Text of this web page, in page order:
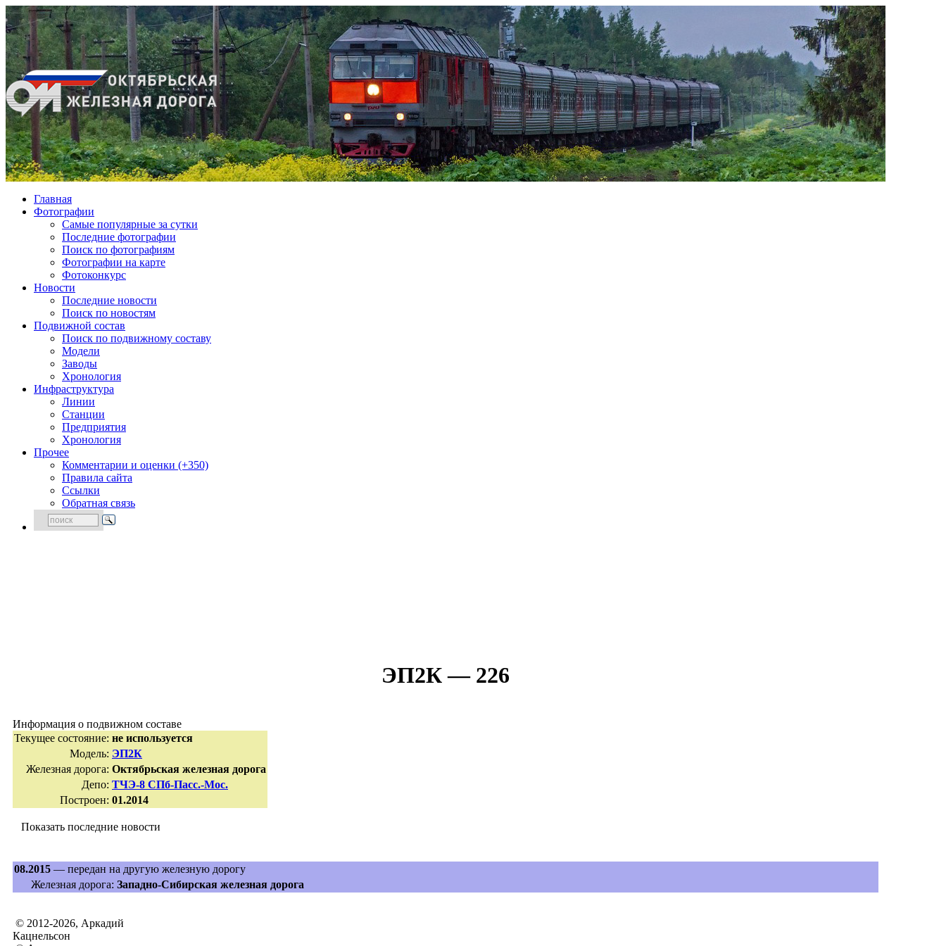
Главная
Фотографии
Cамые популярные за сутки
Последние фотографии
Поиск по фотографиям
Фотографии на карте
Фотоконкурс
Новости
Последние новости
Поиск по новостям
Подвижной состав
Поиск по подвижному составу
Модели
Заводы
Хронология
Инфраструктура
Линии
Станции
Предприятия
Хронология
Прочее
Комментарии и оценки (+350)
Правила сайта
Ссылки
Обратная связь
ЭП2К — 226
Информация о подвижном составе
Текущее состояние: не используется
Модель: ЭП2К
Железная дорога: Октябрьская железная дорога
Депо: ТЧЭ-8 СПб-Пасс.-Мос.
Построен: 01.2014
Показать последние новости
08.2015 — передан на другую железную дорогу
Железная дорога: Западно-Сибирская железная дорога
© 2012-2026, Аркадий
Кацнельсон